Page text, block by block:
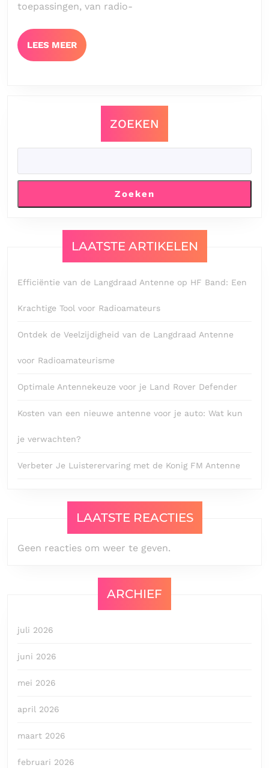
toepassingen, van radio-
LEES MEERLEES
MEER
ZOEKEN
Zoeken
LAATSTE ARTIKELEN
Efficiëntie van de Langdraad Antenne op HF Band: Een
Krachtige Tool voor Radioamateurs
Ontdek de Veelzijdigheid van de Langdraad Antenne
voor Radioamateurisme
Optimale Antennekeuze voor je Land Rover Defender
Kosten van een nieuwe antenne voor je auto: Wat kun
je verwachten?
Verbeter Je Luisterervaring met de Konig FM Antenne
LAATSTE REACTIES
Geen reacties om weer te geven.
ARCHIEF
juli 2026
juni 2026
mei 2026
april 2026
maart 2026
februari 2026